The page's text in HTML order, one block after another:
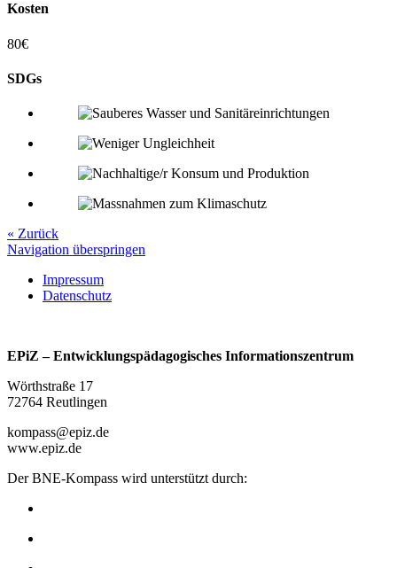
Kosten
80€
SDGs
« Zurück
Navigation überspringen
Impressum
Datenschutz
EPiZ – Entwicklungspädagogisches Informationszentrum
Wörthstraße 17
72764 Reutlingen
kompass@epiz.de
www.epiz.de
Der BNE-Kompass wird unterstützt durch: